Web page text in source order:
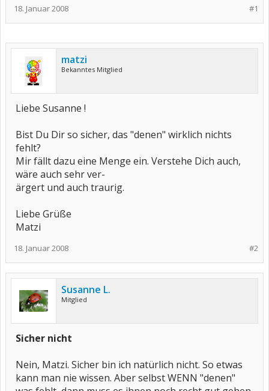
#1
18. Januar 2008
matzi
Bekanntes Mitglied
Liebe Susanne !
Bist Du Dir so sicher, das "denen" wirklich nichts
fehlt?
Mir fällt dazu eine Menge ein. Verstehe Dich auch,
wäre auch sehr ver-
ärgert und auch traurig.
Liebe Grüße
Matzi
#2
18. Januar 2008
Susanne L.
Mitglied
Sicher nicht
Nein, Matzi. Sicher bin ich natürlich nicht. So etwas
kann man nie wissen. Aber selbst WENN "denen"